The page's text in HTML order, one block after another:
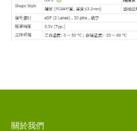
關於我們